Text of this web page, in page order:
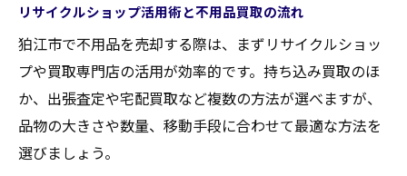
買取と回収を同時依頼するメリットと流れ
家電や家具の不用品をお得に売るコツ
リサイクルショップへの持込みと出張査定
比較
不用品買取でトラブルを防ぐポイント
リサイクルショップ活用術と不用品買取の流れ
狛江市で不用品を売却する際は、まずリサイクルショッ
プや買取専門店の活用が効率的です。持ち込み買取のほ
か、出張査定や宅配買取など複数の方法が選べますが、
品物の大きさや数量、移動手段に合わせて最適な方法を
選びましょう。